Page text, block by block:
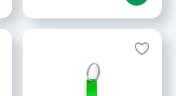
Брелок-открывалка
SPARKLING,
папоротниковый
Артикул KO4070S1226